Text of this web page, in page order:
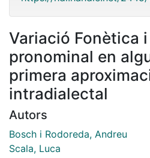
Variació Fonètica
pronominal en
primera
intradialectal
Autors
Bosch i Rodoreda, Andreu
Scala, Luca